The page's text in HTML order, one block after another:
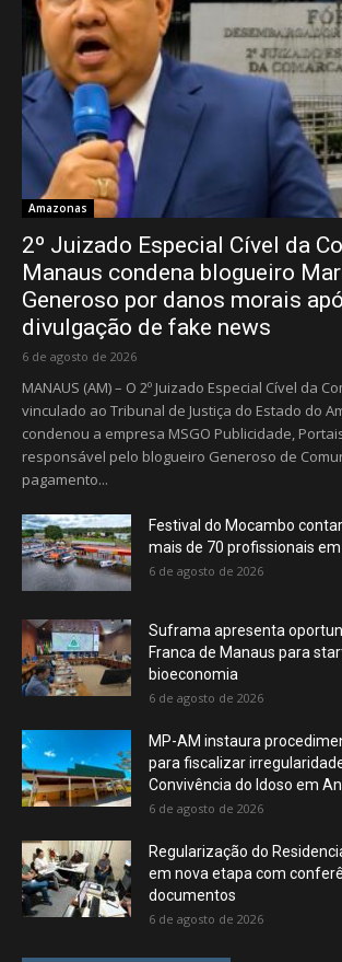
Amazonas
2º Juizado Especial Cível da
Manaus condena blogueiro
Generoso por danos morais
divulgação de fake news
6 de agosto de 2026
MANAUS (AM) – O 2º Juizado Especial Cível da
vinculado ao Tribunal de Justiça do Estado do
condenou a empresa MSGO Publicidade,
responsável pelo blogueiro Generoso de
pagamento...
Festival do Mocambo
mais de 70 profissionais
6 de agosto de 2026
Suframa apresenta
Franca de Manaus para
bioeconomia
6 de agosto de 2026
MP-AM instaura
para fiscalizar
Convivência do Idoso em
6 de agosto de 2026
Regularização do
em nova etapa com
documentos
6 de agosto de 2026